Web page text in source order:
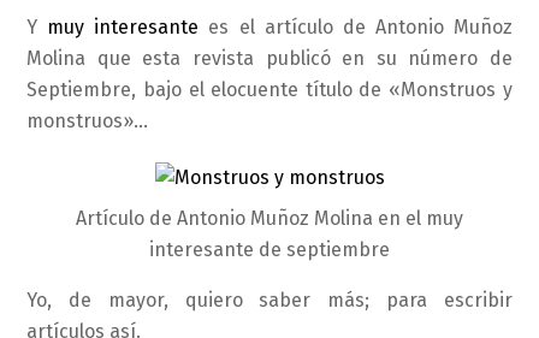
Y muy interesante es el artículo de Antonio Muñoz
Molina que esta revista publicó en su número de
Septiembre, bajo el elocuente título de «Monstruos y
monstruos»…
Artículo de Antonio Muñoz Molina en el muy
interesante de septiembre
Yo, de mayor, quiero saber más; para escribir
artículos así.